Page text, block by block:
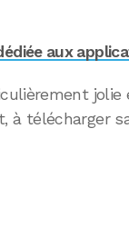
aux
jolie
à télécharger